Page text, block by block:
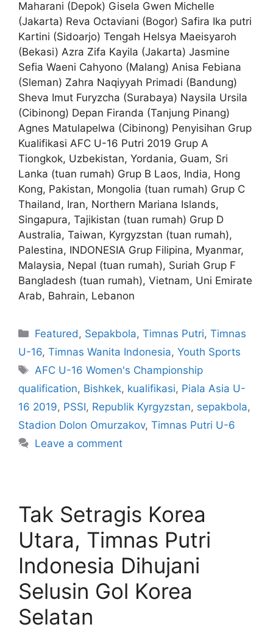
Maharani (Depok) Gisela Gwen Michelle
(Jakarta) Reva Octaviani (Bogor) Safira Ika putri
Kartini (Sidoarjo) Tengah Helsya Maeisyaroh
(Bekasi) Azra Zifa Kayila (Jakarta) Jasmine
Sefia Waeni Cahyono (Malang) Anisa Febiana
(Sleman) Zahra Naqiyyah Primadi (Bandung)
Sheva Imut Furyzcha (Surabaya) Naysila Ursila
(Cibinong) Depan Firanda (Tanjung Pinang)
Agnes Matulapelwa (Cibinong) Penyisihan Grup
Kualifikasi AFC U-16 Putri 2019 Grup A
Tiongkok, Uzbekistan, Yordania, Guam, Sri
Lanka (tuan rumah) Grup B Laos, India, Hong
Kong, Pakistan, Mongolia (tuan rumah) Grup C
Thailand, Iran, Northern Mariana Islands,
Singapura, Tajikistan (tuan rumah) Grup D
Australia, Taiwan, Kyrgyzstan (tuan rumah),
Palestina, INDONESIA Grup Filipina, Myanmar,
Malaysia, Nepal (tuan rumah), Suriah Grup F
Bangladesh (tuan rumah), Vietnam, Uni Emirate
Arab, Bahrain, Lebanon
Featured , Sepakbola,Timnas Putri,Timnas
U-16, Timnas Wanita Indonesia, Youth Sports
AFC U-16 Women's Championship
qualification, Bishkek, kualifikasi, Piala Asia U-
16 2019, PSSI, Republik Kyrgyzstan, sepakbola,
Stadion Dolon Omurzakov, Timnas Putri U-6
Leave a comment
Tak Setragis Korea
Utara, Timnas Putri
Indonesia Dihujani
Selusin Gol Korea
Selatan